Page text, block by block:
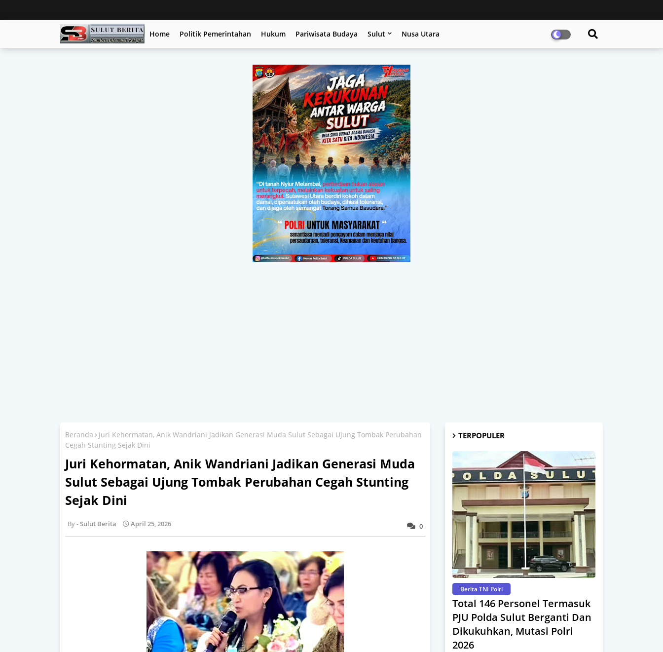
Home Politik Pemerintahan Hukum Pariwisata Budaya Sulut Nusa Utara
Beranda
Juri Kehormatan, Anik Wandriani Jadikan Generasi Muda Sulut Sebagai Ujung Tombak Perubahan
Cegah Stunting Sejak Dini
Juri Kehormatan, Anik Wandriani Jadikan Generasi Muda
Sulut Sebagai Ujung Tombak Perubahan Cegah Stunting
Sejak Dini
0
Sulut Berita April 25, 2026
TERPOPULER
Berita TNI Polri
Total 146 Personel Termasuk
PJU Polda Sulut Berganti Dan
Dikukuhkan, Mutasi Polri
2026